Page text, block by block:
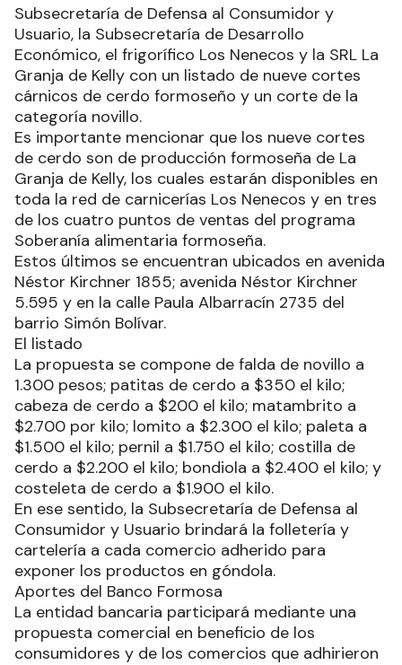
Subsecretaría de Defensa al Consumidor y
Usuario, la Subsecretaría de Desarrollo
Económico, el frigorífico Los Nenecos y la SRL La
Granja de Kelly con un listado de nueve cortes
cárnicos de cerdo formoseño y un corte de la
categoría novillo.
Es importante mencionar que los nueve cortes
de cerdo son de producción formoseña de La
Granja de Kelly, los cuales estarán disponibles en
toda la red de carnicerías Los Nenecos y en tres
de los cuatro puntos de ventas del programa
Soberanía alimentaria formoseña.
Estos últimos se encuentran ubicados en avenida
Néstor Kirchner 1855; avenida Néstor Kirchner
5.595 y en la calle Paula Albarracín 2735 del
barrio Simón Bolívar.
El listado
La propuesta se compone de falda de novillo a
1.300 pesos; patitas de cerdo a $350 el kilo;
cabeza de cerdo a $200 el kilo; matambrito a
$2.700 por kilo; lomito a $2.300 el kilo; paleta a
$1.500 el kilo; pernil a $1.750 el kilo; costilla de
cerdo a $2.200 el kilo; bondiola a $2.400 el kilo; y
costeleta de cerdo a $1.900 el kilo.
En ese sentido, la Subsecretaría de Defensa al
Consumidor y Usuario brindará la folletería y
cartelería a cada comercio adherido para
exponer los productos en góndola.
Aportes del Banco Formosa
La entidad bancaria participará mediante una
propuesta comercial en beneficio de los
consumidores y de los comercios que adhirieron